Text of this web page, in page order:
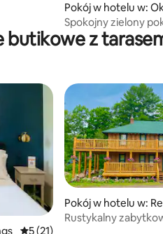
Pokój w hotelu w:
t
Spokojny zielony
narodowy
butikowe z
Średnia ocena: 5 na 5, liczba
5 (21)
Pokój w hotelu w:
Rustykalny